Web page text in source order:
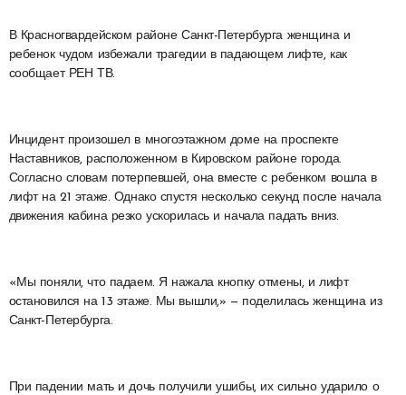
В Красногвардейском районе Санкт-Петербурга женщина и
ребенок чудом избежали трагедии в падающем лифте, как
сообщает РЕН ТВ.
Инцидент произошел в многоэтажном доме на проспекте
Наставников, расположенном в Кировском районе города.
Согласно словам потерпевшей, она вместе с ребенком вошла в
лифт на 21 этаже. Однако спустя несколько секунд после начала
движения кабина резко ускорилась и начала падать вниз.
«Мы поняли, что падаем. Я нажала кнопку отмены, и лифт
остановился на 13 этаже. Мы вышли,» — поделилась женщина из
Санкт-Петербурга.
При падении мать и дочь получили ушибы, их сильно ударило о